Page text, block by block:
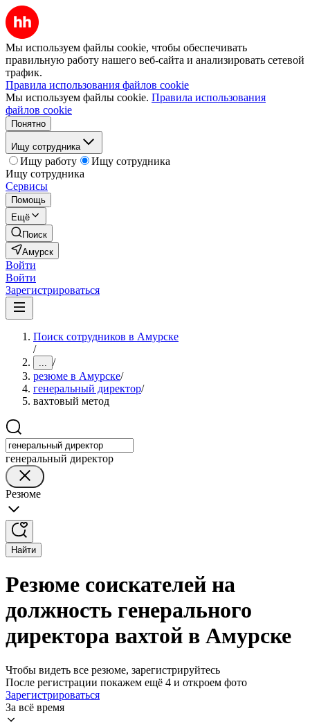
Мы используем файлы cookie, чтобы обеспечивать
правильную работу нашего веб-сайта и анализировать сетевой
трафик.
Правила использования файлов cookie
Мы используем файлы cookie. Правила использования
файлов cookie
Понятно
Ищу сотрудника
Ищу работу
Ищу сотрудника
Ищу сотрудника
Сервисы
Помощь
Ещё
Поиск
Амурск
Войти
Войти
Зарегистрироваться
Поиск сотрудников в Амурске
/
... /
резюме в Амурске/
генеральный директор/
вахтовый метод
генеральный директор
Резюме
Найти
Резюме соискателей на
должность генерального
директора вахтой в Амурске
Чтобы видеть все резюме, зарегистрируйтесь
После регистрации покажем ещё 4 и откроем фото
Зарегистрироваться
За всё время